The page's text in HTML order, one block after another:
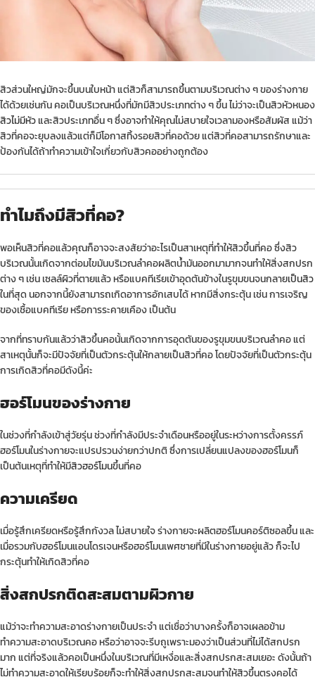
สิวส่วนใหญ่มักจะขึ้นบนใบหน้า แต่สิวก็สามารถขึ้นตามบริเวณต่าง ๆ ของร่างกาย
ได้ด้วยเช่นกัน คอเป็นบริเวณหนึ่งที่มักมีสิวประเภทต่าง ๆ ขึ้น ไม่ว่าจะเป็นสิวหัวหนอง
สิวไม่มีหัวและสิวประเภทอื่น ๆ ซึ่งอาจทำให้คุณไม่สบายใจเวลามองหรือสัมผัส แม้ว่า
สิวที่คอจะยุบลงแล้วแต่ก็มีโอกาสทิ้งรอยสิวที่คอด้วย แต่สิวที่คอสามารถรักษาและ
ป้องกันได้ถ้าทำความเข้าใจเกี่ยวกับสิวคออย่างถูกต้อง
ทำไมถึงมีสิวที่คอ?
พอเห็นสิวที่คอแล้วคุณก็อาจจะสงสัยว่าอะไรเป็นสาเหตุที่ทำให้สิวขึ้นที่คอ ซึ่งสิว
บริเวณนั้นเกิดจากต่อมไขมันบริเวณลำคอผลิตน้ำมันออกมามากจนทำให้สิ่งสกปรก
ต่าง ๆ เช่น เซลล์ผิวที่ตายแล้ว หรือแบคทีเรียเข้าอุดตันข้างในรูขุมขนจนกลายเป็นสิว
ในที่สุด นอกจากนี้ยังสามารถเกิดอาการอักเสบได้ หากมีสิ่งกระตุ้น เช่น การเจริญ
ของเชื้อแบคทีเรีย หรือการระคายเคือง เป็นต้น
จากที่ทราบกันแล้วว่าสิวขึ้นคอนั้นเกิดจากการอุดตันของรูขุมขนบริเวณลำคอ แต่
สาเหตุนั้นก็จะมีปัจจัยที่เป็นตัวกระตุ้นให้กลายเป็นสิวที่คอ โดยปัจจัยที่เป็นตัวกระตุ้น
การเกิดสิวที่คอมีดังนี้ค่ะ
ฮอร์โมนของร่างกาย
ในช่วงที่กำลังเข้าสู่วัยรุ่น ช่วงที่กำลังมีประจำเดือนหรืออยู่ในระหว่างการตั้งครรภ์
ฮอร์โมนในร่างกายจะแปรปรวนง่ายกว่าปกติ ซึ่งการเปลี่ยนแปลงของฮอร์โมนก็
เป็นต้นเหตุที่ทำให้มีสิวฮอร์โมนขึ้นที่คอ
ความเครียด
เมื่อรู้สึกเครียดหรือรู้สึกกังวล ไม่สบายใจ ร่างกายจะผลิตฮอร์โมนคอร์ติซอลขึ้น และ
เมื่อรวมกับฮอร์โมนแอนโดรเจนหรือฮอร์โมนเพศชายที่มีในร่างกายอยู่แล้ว ก็จะไป
กระตุ้นทำให้เกิดสิวที่คอ
สิ่งสกปรกติดสะสมตามผิวกาย
แม้ว่าจะทำความสะอาดร่างกายเป็นประจำ แต่เชื่อว่าบางครั้งก็อาจเผลอข้าม
ทำความสะอาดบริเวณคอ หรือว่าอาจจะรีบถูเพราะมองว่าเป็นส่วนที่ไม่ได้สกปรก
มาก แต่ที่จริงแล้วคอเป็นหนึ่งในบริเวณที่มีเหงื่อและสิ่งสกปรกสะสมเยอะ ดังนั้นถ้า
ไม่ทำความสะอาดให้เรียบร้อยก็จะทำให้สิ่งสกปรกสะสมจนทำให้สิวขึ้นตรงคอได้